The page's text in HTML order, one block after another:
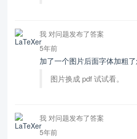
我 对问题发布了答案
5年前
加了一个图片后面字体加粗
图片换成 pdf 试试看。
我 对问题发布了答案
5年前